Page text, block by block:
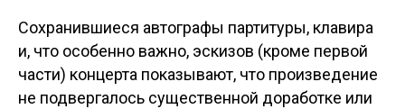
Сохранившиеся автографы партитуры, клавира
и, что особенно важно, эскизов (кроме первой
части) концерта показывают, что произведение
не подвергалось существенной доработке или